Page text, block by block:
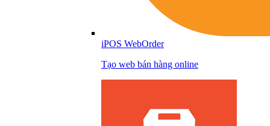
iPOS WebOrder
Tạo web bán hàng online